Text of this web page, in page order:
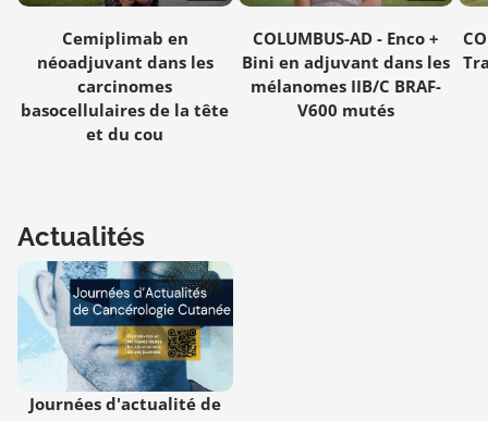
Cemiplimab en
néoadjuvant dans les
carcinomes
basocellulaires de la tête
et du cou
COLUMBUS-AD - Enco +
Bini en adjuvant dans les
mélanomes IIB/C BRAF-
V600 mutés
Actualités
Journées d'actualité de